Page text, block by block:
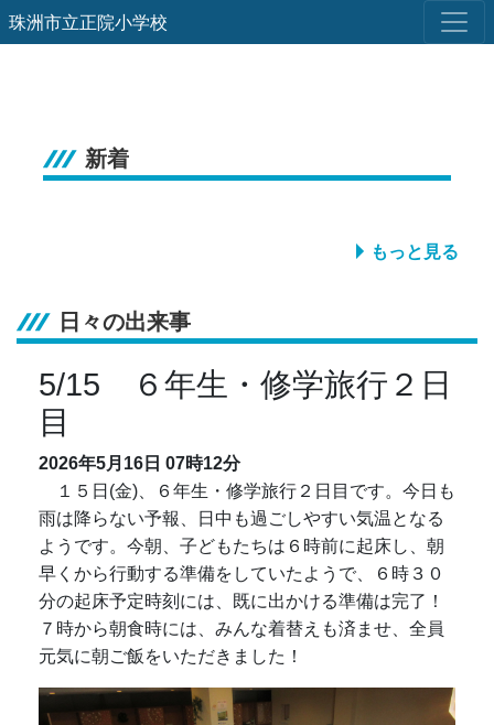
珠洲市立正院小学校
新着
もっと見る
日々の出来事
5/15 ６年生・修学旅行２日
目
2026年5月16日 07時12分
１５日(金)、６年生・修学旅行２日目です。今日も
雨は降らない予報、日中も過ごしやすい気温となる
ようです。今朝、子どもたちは６時前に起床し、朝
早くから行動する準備をしていたようで、６時３０
分の起床予定時刻には、既に出かける準備は完了！
７時から朝食時には、みんな着替えも済ませ、全員
元気に朝ご飯をいただきました！